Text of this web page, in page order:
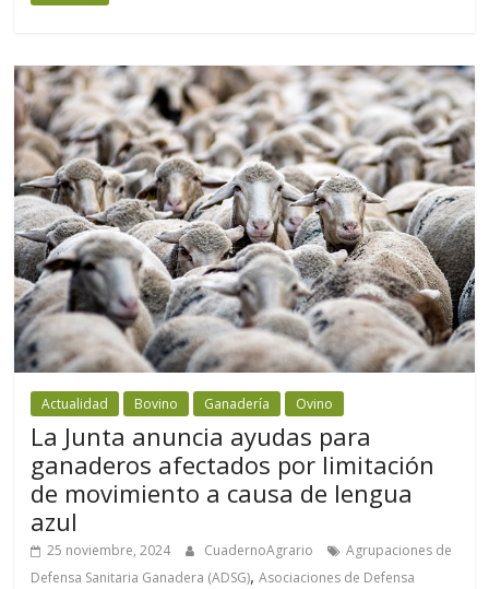
Actualidad Bovino Ganadería Ovino
La Junta anuncia ayudas para
ganaderos afectados por limitación
de movimiento a causa de lengua
azul
25 noviembre, 2024 CuadernoAgrario
Agrupaciones de
Defensa Sanitaria Ganadera (ADSG),Asociaciones de Defensa